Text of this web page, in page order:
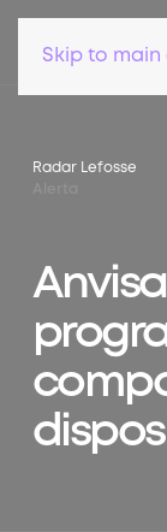
Skip to
Radar Lefosse